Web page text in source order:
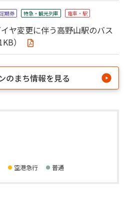
期券 特急・観光列⾞ 電車・駅
ヤ変更に伴う高野山駅のバス
）
のまち情報を見る
空港急行 普通